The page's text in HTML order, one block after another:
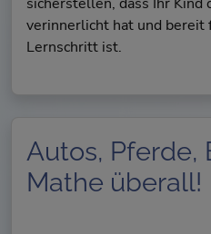
verinnerlicht hat und bereit
Lernschritt ist.
Autos, Pferde,
Mathe überall!